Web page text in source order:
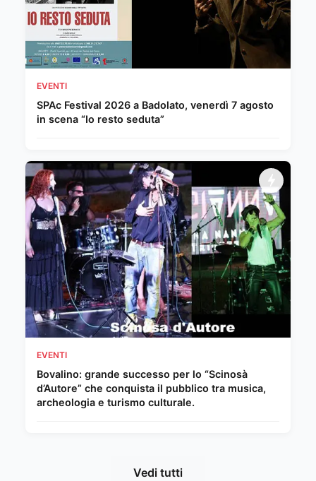
EVENTI
SPAc Festival 2026 a Badolato, venerdì 7 agosto
in scena “Io resto seduta”
EVENTI
Bovalino: grande successo per lo “Scinosà
d’Autore” che conquista il pubblico tra musica,
archeologia e turismo culturale.
Vedi tutti